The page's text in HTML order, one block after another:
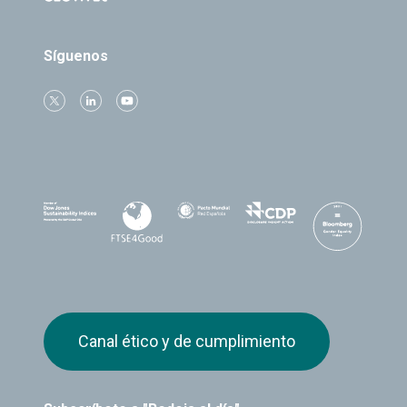
Síguenos
Canal ético y de cumplimiento